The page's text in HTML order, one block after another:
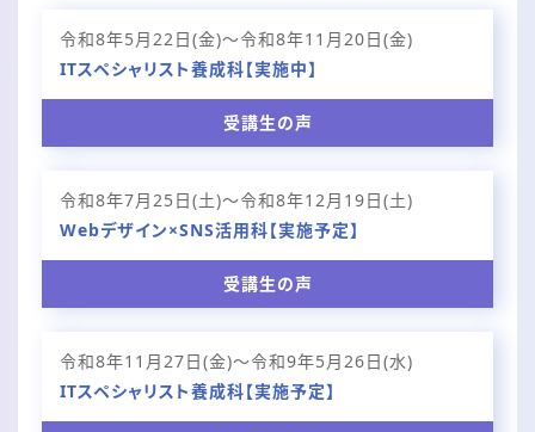
令和8年5月22日(金)～令和8年11月20日(金)
ITスペシャリスト養成科【実施中】
受講生の声
令和8年7月25日(土)〜令和8年12月19日(土)
Webデザイン×SNS活用科【実施予定】
受講生の声
令和8年11月27日(金)〜令和9年5月26日(水)
ITスペシャリスト養成科【実施予定】